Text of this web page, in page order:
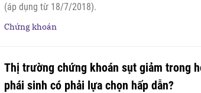
(áp dụng từ 18/7/2018).
Chứng khoán
Thị trường chứng khoán sụt giảm trong
phái sinh có phải lựa chọn hấp dẫn?